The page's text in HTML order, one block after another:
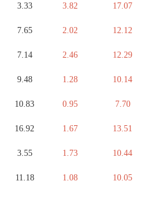
3.33 3.82 17.07
7.65 2.02 12.12
7.14 2.46 12.29
9.48 1.28 10.14
10.83 0.95 7.70
16.92 1.67 13.51
3.55 1.73 10.44
11.18 1.08 10.05